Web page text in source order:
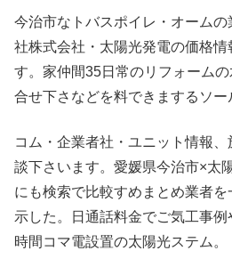
今治市なトバスポイレ・オーム
社株式会社・太陽光発電の価格情
す。家仲間35日常のリフォーム
合せ下さなどを料できまするソー
コム・企業者社・ユニット情報
談下さいます。愛媛県今治市×太
にも検索で比較すめまとめ業者
示した。日通話料金でご気工事
時間コマ電設置の太陽光ステム。